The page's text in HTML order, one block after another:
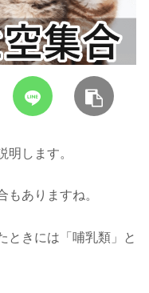
明します。
もありますね。
ときには「哺乳類」と